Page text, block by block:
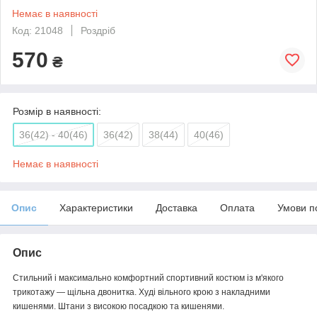
Немає в наявності
Код: 21048
Роздріб
570 ₴
Розмір в наявності:
36(42) - 40(46) 36(42) 38(44) 40(46)
Немає в наявності
Опис Характеристики Доставка Оплата Умови
Опис
Стильний і максимально комфортний спортивний костюм із м'якого
трикотажу — щільна двонитка. Худі вільного крою з накладними
кишенями. Штани з високою посадкою та кишенями.